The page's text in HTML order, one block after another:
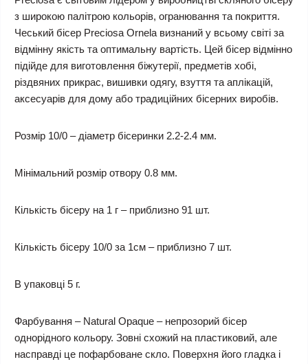
з широкою палітрою кольорів, огранювання та покриття.
Чеський бісер Preciosa Ornela визнаний у всьому світі за
відмінну якість та оптимальну вартість. Цей бісер відмінно
підійде для виготовлення біжутерії, предметів хобі,
різдвяних прикрас, вишивки одягу, взуття та аплікацій,
аксесуарів для дому або традиційних бісерних виробів.
Розмір 10/0 – діаметр бісеринки 2.2-2.4 мм.
Мінімальний розмір отвору 0.8 мм.
Кількість бісеру на 1 г – приблизно 91 шт.
Кількість бісеру 10/0 за 1см – приблизно 7 шт.
В упаковці 5 г.
Фарбування – Natural Opaque – непрозорий бісер
однорідного кольору. Зовні схожий на пластиковий, але
насправді це пофарбоване скло. Поверхня його гладка і